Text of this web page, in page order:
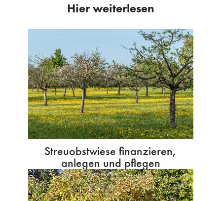
Hier weiterlesen
Streuobstwiese finanzieren,
anlegen und pflegen